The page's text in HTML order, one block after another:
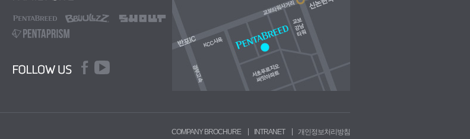
COMPANY BROCHURE INTRANET 개인정보처리방침